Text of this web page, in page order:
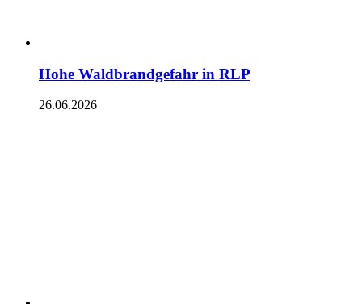
Hohe Waldbrandgefahr in RLP
26.06.2026